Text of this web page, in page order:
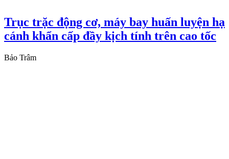
Trục trặc động cơ, máy bay huấn luyện hạ
cánh khẩn cấp đầy kịch tính trên cao tốc
Bảo Trâm